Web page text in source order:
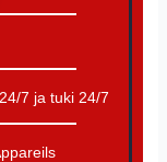
7 ja tuki 24/7